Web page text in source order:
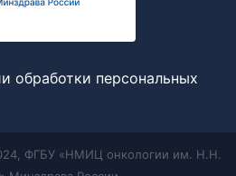
обработки персональных
ФГБУ «НМИЦ онкологии им. Н.Н.